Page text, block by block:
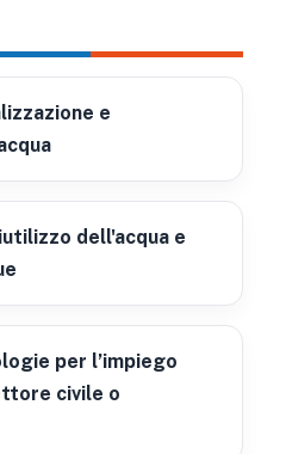
e
dell'acqua e
per l’impiego
civile o